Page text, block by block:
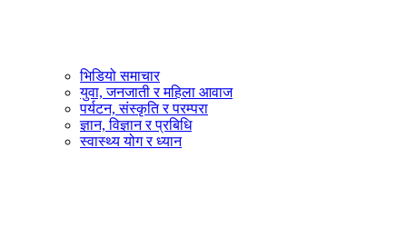
भिडियो समाचार
युवा, जनजाती र महिला आवाज
पर्यटन, संस्कृति र परम्परा
ज्ञान, विज्ञान र प्रबिधि
स्वास्थ्य योग र ध्यान